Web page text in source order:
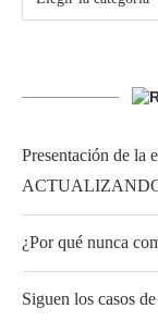
Presentación de la
¿Por qué nunca
Siguen los casos